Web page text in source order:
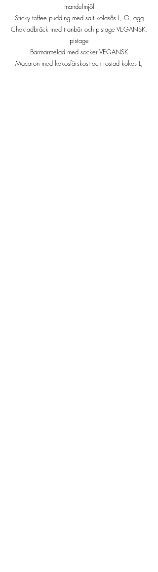
mandelmjöl
Sticky toffee pudding med salt kolasås L, G, ägg
Chokladbräck med tranbär och pistage VEGANSK,
pistage
Bärmarmelad med socker VEGANSK
Macaron med kokosfärskost och rostad kokos L,